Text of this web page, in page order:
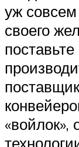
уж совсем
своего
«войлок»,